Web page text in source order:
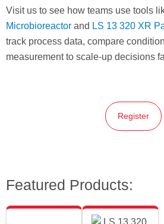
Visit us to see how teams use tools
Microbioreactor and LS 13 320 XR
track process data, compare
measurement to scale-up decisions
Register
Featured Products: